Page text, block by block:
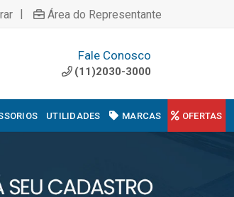
| Área do Representante
Fale Conosco
(11)2030-3000
UTILIDADES MARCAS OFERTAS